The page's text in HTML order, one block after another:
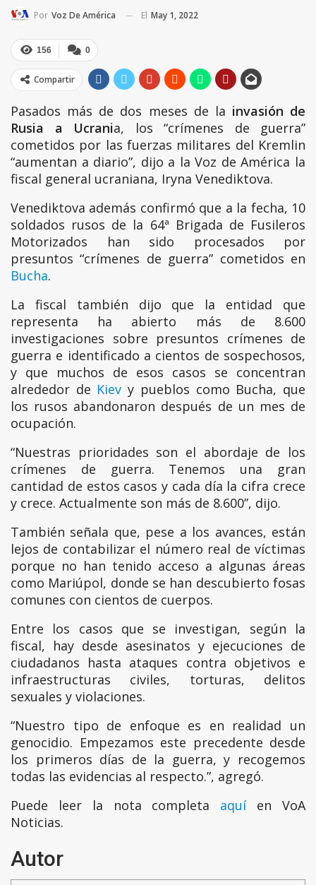
Por Voz De América El May 1, 2022
0
156
Compartir
Pasados más de dos meses de la invasión de
Rusia a Ucrania, los “crímenes de guerra”
cometidos por las fuerzas militares del Kremlin
“aumentan a diario”, dijo a la Voz de América la
fiscal general ucraniana, Iryna Venediktova.
Venediktova además confirmó que a la fecha, 10
soldados rusos de la 64ª Brigada de Fusileros
Motorizados han sido procesados por
presuntos “crímenes de guerra” cometidos en
Bucha.
La fiscal también dijo que la entidad que
representa ha abierto más de 8.600
investigaciones sobre presuntos crímenes de
guerra e identificado a cientos de sospechosos,
y que muchos de esos casos se concentran
alrededor de Kiev y pueblos como Bucha, que
los rusos abandonaron después de un mes de
ocupación.
“Nuestras prioridades son el abordaje de los
crímenes de guerra. Tenemos una gran
cantidad de estos casos y cada día la cifra crece
y crece. Actualmente son más de 8.600”, dijo.
También señala que, pese a los avances, están
lejos de contabilizar el número real de víctimas
porque no han tenido acceso a algunas áreas
como Mariúpol, donde se han descubierto fosas
comunes con cientos de cuerpos.
Entre los casos que se investigan, según la
fiscal, hay desde asesinatos y ejecuciones de
ciudadanos hasta ataques contra objetivos e
infraestructuras civiles, torturas, delitos
sexuales y violaciones.
“Nuestro tipo de enfoque es en realidad un
genocidio. Empezamos este precedente desde
los primeros días de la guerra, y recogemos
todas las evidencias al respecto.”, agregó.
Puede leer la nota completa aquíen VoA
Noticias.
Autor